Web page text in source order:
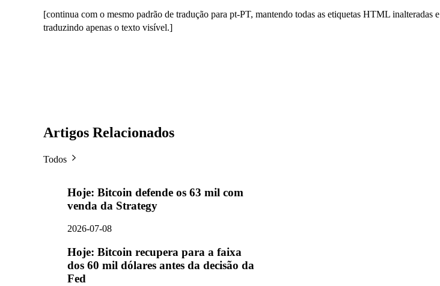
[continua com o mesmo padrão de tradução para pt-PT, mantendo todas as etiquetas HTML inalteradas e
traduzindo apenas o texto visível.]
Artigos Relacionados
Todos
Hoje: Bitcoin defende os 63 mil com
venda da Strategy
2026-07-08
Hoje: Bitcoin recupera para a faixa
dos 60 mil dólares antes da decisão da
Fed